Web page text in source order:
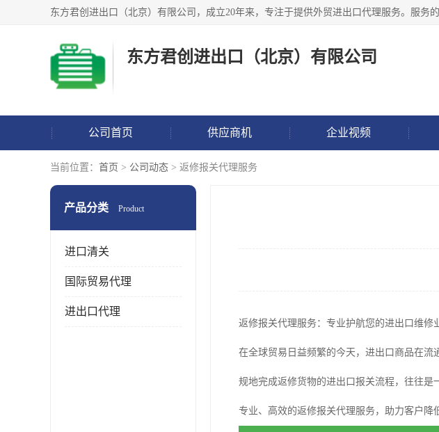
东方君创进出口（北京）有限公司
公司首页 供应商机 企业视频
当前位置： 首页 > 公司动态 > 返修报关代理服务
产品分类 Product
进口清关
国际贸易代理
进出口代理
返修报关代理服务：专业护航您的进出口维修
在全球贸易日益频繁的今天，进出口商品在
规地完成返修货物的进出口报关流程，往往
专业、高效的返修报关代理服务，助力客户降